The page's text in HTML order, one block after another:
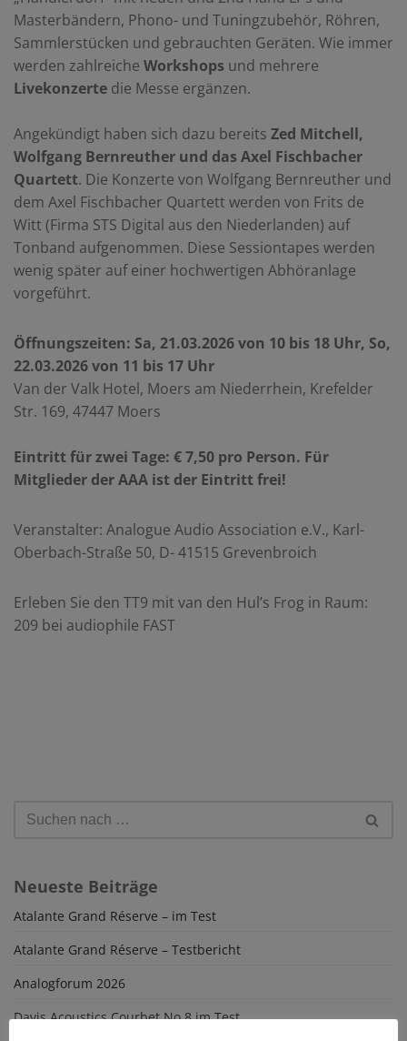
Masterbändern, Phono- und Tuningzubehör, Röhren,
Sammlerstücken und gebrauchten Geräten. Wie immer
werden zahlreiche Workshops und mehrere
Livekonzerte die Messe ergänzen.
Angekündigt haben sich dazu bereits Zed Mitchell,
Wolfgang Bernreuther und das Axel Fischbacher
Quartett. Die Konzerte von Wolfgang Bernreuther und
dem Axel Fischbacher Quartett werden von Frits de
Witt (Firma STS Digital aus den Niederlanden) auf
Tonband aufgenommen. Diese Sessiontapes werden
wenig später auf einer hochwertigen Abhöranlage
vorgeführt.
Öffnungszeiten: Sa, 21.03.2026 von 10 bis 18 Uhr, So,
22.03.2026 von 11 bis 17 Uhr
Van der Valk Hotel, Moers am Niederrhein, Krefelder
Str. 169, 47447 Moers
Eintritt für zwei Tage: € 7,50 pro Person. Für
Mitglieder der AAA ist der Eintritt frei!
Veranstalter: Analogue Audio Association e.V., Karl-
Oberbach-Straße 50, D- 41515 Grevenbroich
Erleben Sie den TT9 mit van den Hul’s Frog in Raum:
209 bei audiophile FAST
Neueste Beiträge
Atalante Grand Réserve – im Test
Atalante Grand Réserve – Testbericht
Analogforum 2026
Davis Acoustics Courbet No 8 im Test